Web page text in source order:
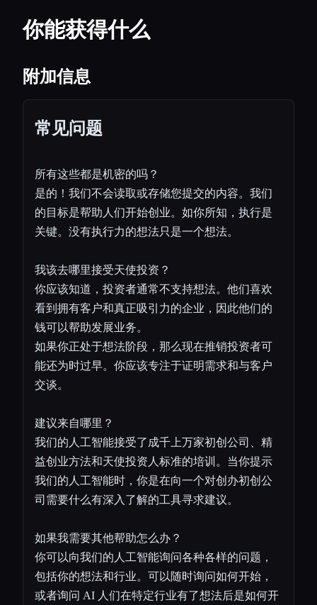
你能获得什么
附加信息
常见问题
所有这些都是机密的吗？
是的！我们不会读取或存储您提交的内容。我们
的目标是帮助人们开始创业。如你所知，执行是
关键。没有执行力的想法只是一个想法。
我该去哪里接受天使投资？
你应该知道，投资者通常不支持想法。他们喜欢
看到拥有客户和真正吸引力的企业，因此他们的
钱可以帮助发展业务。
如果你正处于想法阶段，那么现在推销投资者可
能还为时过早。你应该专注于证明需求和与客户
交谈。
建议来自哪里？
我们的人工智能接受了成千上万家初创公司、精
益创业方法和天使投资人标准的培训。当你提示
我们的人工智能时，你是在向一个对创办初创公
司需要什么有深入了解的工具寻求建议。
如果我需要其他帮助怎么办？
你可以向我们的人工智能询问各种各样的问题，
包括你的想法和行业。可以随时询问如何开始，
或者询问 AI 人们在特定行业有了想法后是如何开